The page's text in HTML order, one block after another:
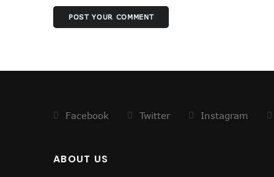
ये रिश्ता भी कोई रिश्ता है
योगी की राह पर धामी !
POST YOUR COMMENT
Facebook Twitter Instagram
ABOUT US